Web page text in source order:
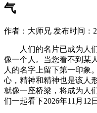
气
作者：大师兄 发布时间：
人们的名片已成为人们
像一个人。当您看不到某
人的名字上留下第一印象
心，精神和精神也是该人
就像一座桥梁，将成为人
们一起看下2026年11月12